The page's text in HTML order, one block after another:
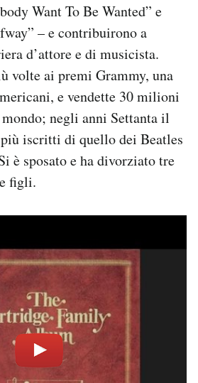
Want To Be Wanted” e
– e contribuirono a
d’attore e di musicista.
volte ai premi Grammy, una
e vendette 30 milioni
negli anni Settanta il
iscritti di quello dei Beatles
è sposato e ha divorziato tre
figli.